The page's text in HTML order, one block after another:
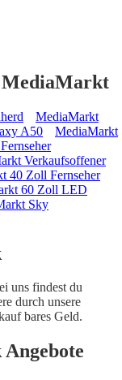
MediaMarkt
MediaMarkt
A50
MediaMarkt
Verkaufsoffener
40 Zoll Fernseher
60 Zoll LED
Sky
uns findest du
durch unsere
bares Geld.